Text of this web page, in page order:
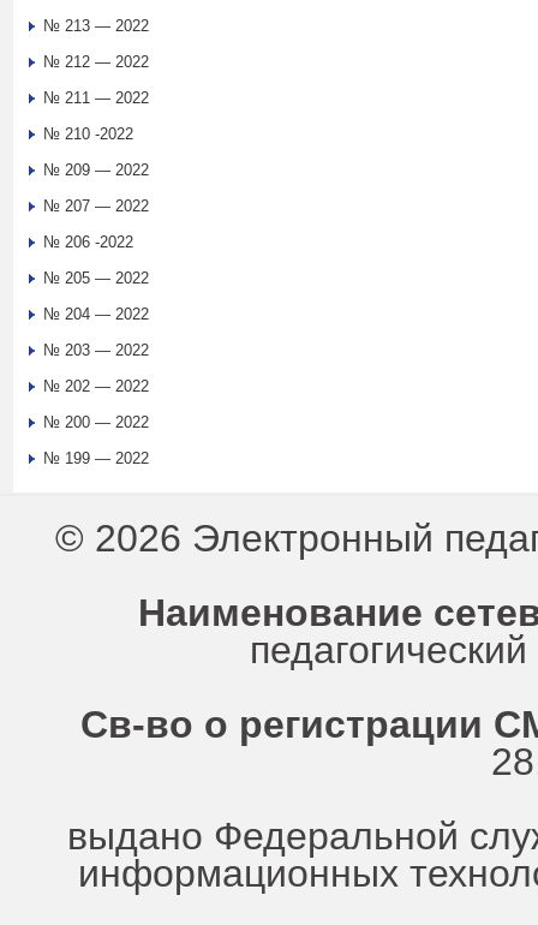
№ 213 — 2022
№ 212 — 2022
№ 211 — 2022
№ 210 -2022
№ 209 — 2022
№ 207 — 2022
№ 206 -2022
№ 205 — 2022
№ 204 — 2022
№ 203 — 2022
№ 202 — 2022
№ 200 — 2022
№ 199 — 2022
© 2026 Электронный
Наименование
Св-во о регистрации
выдано Федеральной
информационных